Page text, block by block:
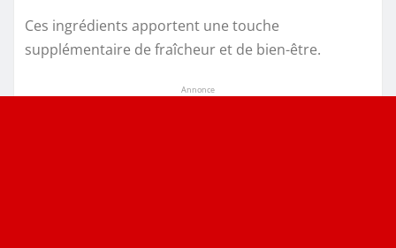
Ces ingrédients apportent une touche
supplémentaire de fraîcheur et de bien-être.
Annonce